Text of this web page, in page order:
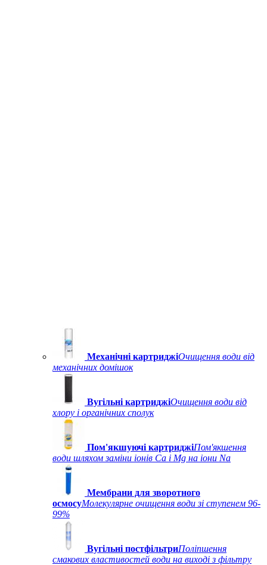
Механічні картриджіОчищення води від
механічних домішок
Вугільні картриджіОчищення води від
хлору і органічних сполук
Пом'якшуючі картриджіПом'якшення
води шляхом заміни іонів Ca і Mg на іони Na
Мембрани для зворотного
осмосуМолекулярне очищення води зі ступенем 96-
99%
Вугільні постфільтриПоліпшення
смакових властивостей води на виході з фільтру